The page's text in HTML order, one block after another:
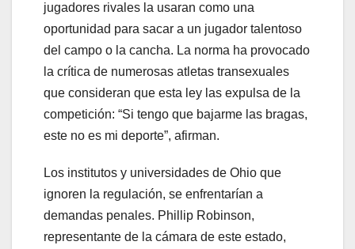
jugadores rivales la usaran como una
oportunidad para sacar a un jugador talentoso
del campo o la cancha. La norma ha provocado
la crítica de numerosas atletas transexuales
que consideran que esta ley las expulsa de la
competición: “Si tengo que bajarme las bragas,
este no es mi deporte”, afirman.
Los institutos y universidades de Ohio que
ignoren la regulación, se enfrentarían a
demandas penales. Phillip Robinson,
representante de la cámara de este estado,